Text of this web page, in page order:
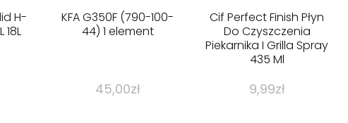
H-
KFA G350F (790-100-
44) 1 element
45,00zł
Cif Perfect Finish Płyn
Do Czyszczenia
Piekarnika I Grilla Spray
435 Ml
9,99zł